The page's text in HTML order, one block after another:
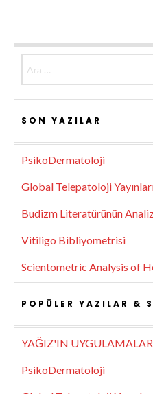
SON YAZILAR
PsikoDermatoloji
Global Telepatoloji
Budizm Literatürünün
Vitiligo Bibliyometrisi
Scientometric Analysis of
POPÜLER YAZILAR &
YAĞIZ'IN
PsikoDermatoloji